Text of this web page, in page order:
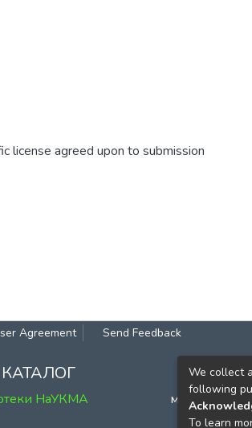
license agreed upon to submission
Agreement Send Feedback
НаУКМА
м. Київ, вул.
We collect
following
To learn